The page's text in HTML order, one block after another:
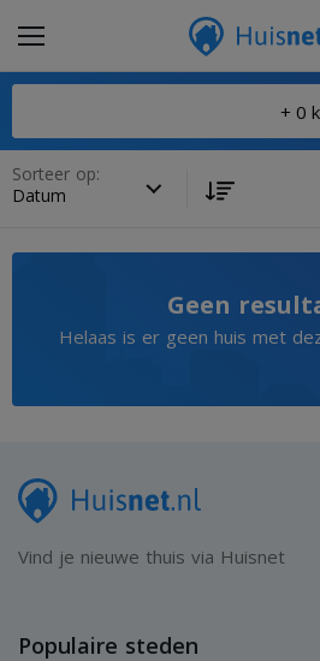
Sorteer op:
Geen
Helaas is er geen huis met
Vind je nieuwe thuis via Huisnet
Populaire steden